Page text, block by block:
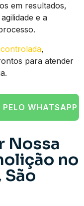
em resultados,
e a
,
para atender
WHATSAPP
Nossa
no